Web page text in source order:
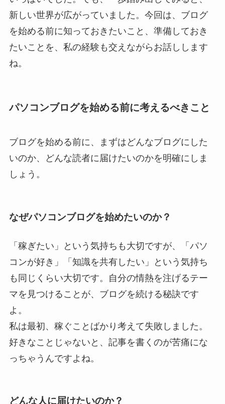
新しい世界が広がっていました。今回は、ブログ
を始める前に知っておきたいこと、準備しておき
たいことを、私の経験も交えながらお話しします
ね。
パソコンブログを始める前に考えるべきこと
ブログを始める前に、まずはどんなブログにした
いのか、どんな読者に届けたいのかを明確にしま
しょう。
なぜパソコンブログを始めたいのか？
「稼ぎたい」という気持ちも大切ですが、「パソ
コンが好き」「知識を共有したい」という気持ち
も同じくらい大切です。自分の情熱を注げるテー
マを見つけることが、ブログを続ける秘訣です
よ。
私は最初、稼ぐことばかり考えて失敗しました。
好きなことじゃないと、記事を書くのが苦痛にな
っちゃうんですよね。
どんな人に届けたいのか？